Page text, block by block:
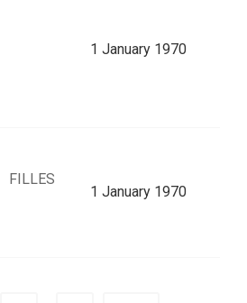
1 January 1970
FILLES
1 January 1970